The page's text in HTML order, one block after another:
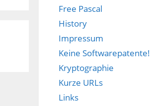
Free Pascal
History
Impressum
Keine Softwarepatente!
Kryptographie
Kurze URLs
Links